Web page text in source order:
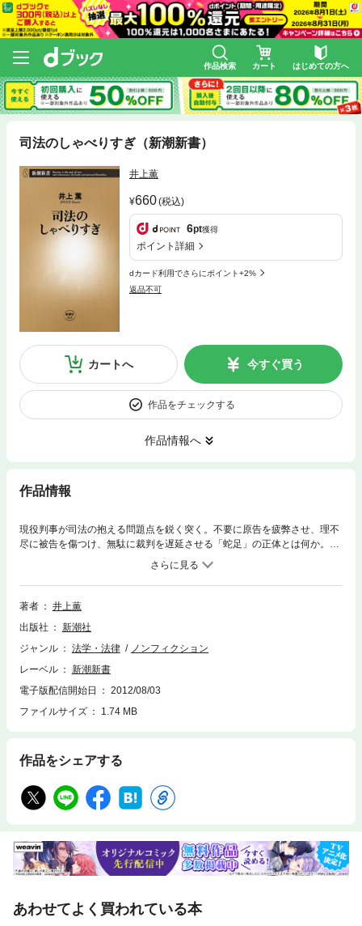
作品検索 カート はじめての方へ
司法のしゃべりすぎ（新潮新書）
井上薫
660(税込)
6pt獲得
ポイント詳細
dカード利用でさらにポイント+2%
返品不可
カートへ 今すぐ買う
作品をチェックする
作品情報へ
作品情報
現役判事が司法の抱える問題点を鋭く突く。不要に原告を疲弊させ、理不
尽に被告を傷つけ、無駄に裁判を遅延させる「蛇足」の正体とは何か。戦
後補償訴訟、中国人の強制連行、ロッキード事件、ロス疑惑、「悪魔ちゃ
ん」事件など、現実の裁判を例にあげて蛇足の弊害を明らかにする。まっ
たく新しい視点から裁判を論じた画期的な提言。裁判を見る目が一変する
こと間違いなし。
著者
井上薫
出版社
新潮社
ジャンル
法学・法律
ノンフィクション
レーベル
新潮新書
電子版配信開始日
2012/08/03
ファイルサイズ
1.74 MB
作品をシェアする
あわせてよく買われている本